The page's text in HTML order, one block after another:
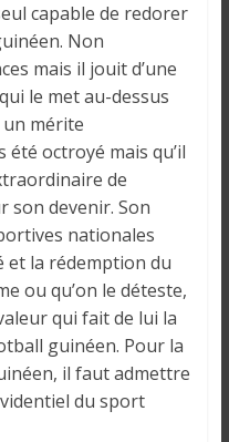
capable de redorer
Non
mais il jouit d’une
le met au-dessus
un mérite
octroyé mais qu’il
de
son devenir. Son
nationales
et la rédemption du
ou qu’on le déteste,
qui fait de lui la
guinéen. Pour la
il faut admettre
du sport